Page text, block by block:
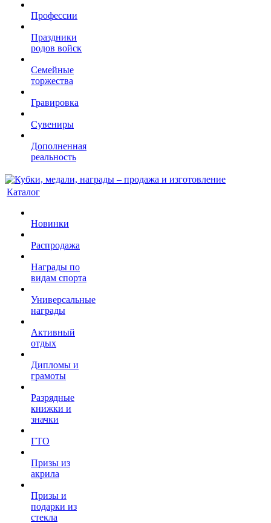
Профессии
Праздники
родов войск
Семейные
торжества
Гравировка
Сувениры
Дополненная
реальность
Каталог
Новинки
Распродажа
Награды по
видам спорта
Универсальные
награды
Активный
отдых
Дипломы и
грамоты
Разрядные
книжки и
значки
ГТО
Призы из
акрила
Призы и
подарки из
стекла